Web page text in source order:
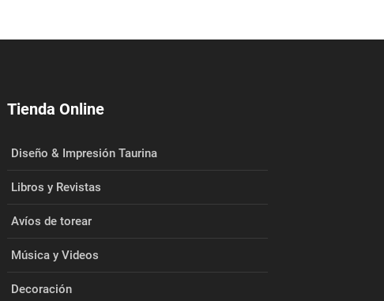
Tienda Online
Diseño & Impresión Taurina
Libros y Revistas
Avíos de torear
Música y Videos
Decoración